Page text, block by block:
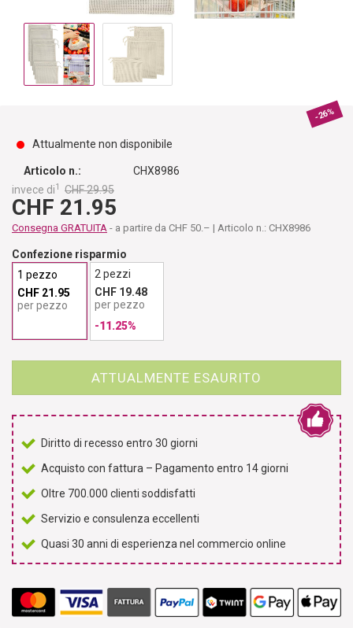
-26%
Attualmente non disponibile
Articolo n.:
CHX8986
invece di1 CHF 29.95
CHF 21.95
Consegna GRATUITA - a partire da CHF 50.– | Articolo n.: CHX8986
Confezione risparmio
1 pezzo
CHF 21.95
per pezzo
2 pezzi
CHF 19.48
per pezzo
-11.25%
ATTUALMENTE ESAURITO
Diritto di recesso entro 30 giorni
Acquisto con fattura – Pagamento entro 14 giorni
Oltre 700.000 clienti soddisfatti
Servizio e consulenza eccellenti
Quasi 30 anni di esperienza nel commercio online